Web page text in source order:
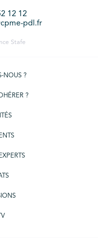
12 12
pdl.fr
Stafe
NOUS ?
?